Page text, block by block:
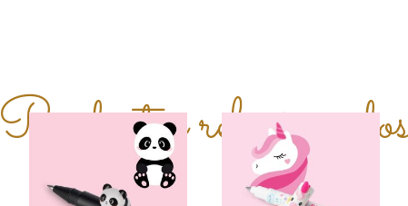
Productos